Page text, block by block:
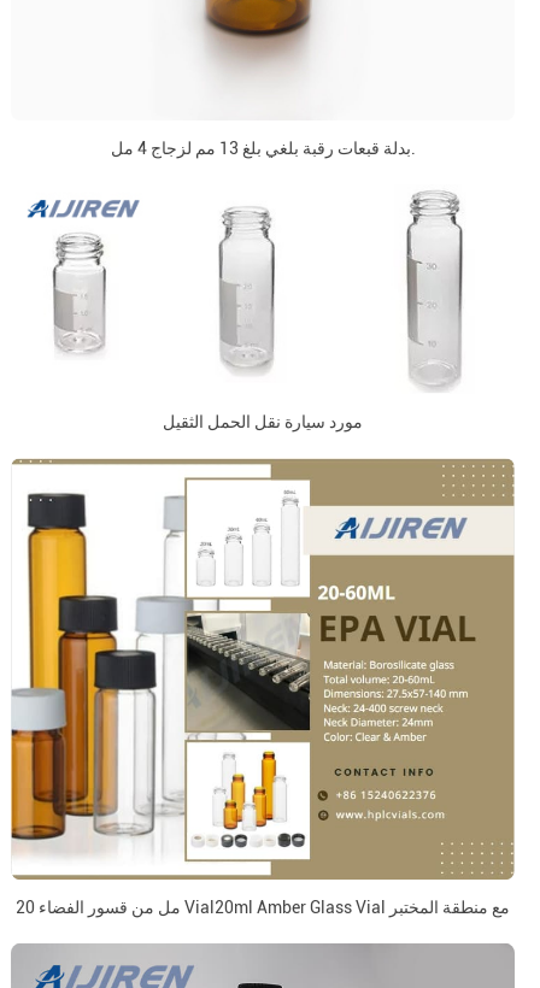
مورد سيارة نقل الحمل الثقيل
20 مل من قسور الفضاء Vial20ml Amber Glass Vial مع منطقة المختبر